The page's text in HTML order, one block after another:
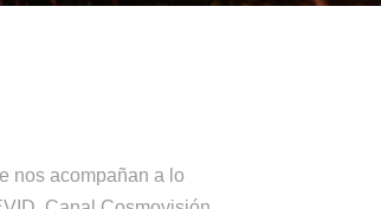
nos acompañan a lo